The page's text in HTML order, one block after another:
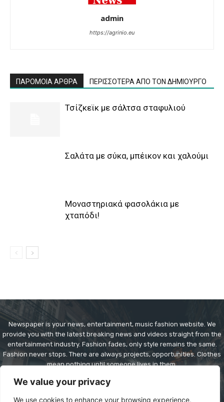
We value your privacy
We use cookies to enhance your browsing experience,
admin
https://agrinio.eu
ΠΑΡΟΜΟΙΑ ΑΡΘΡΑ ΠΕΡΙΣΣΟΤΕΡΑ ΑΠΟ ΤΟΝ ΔΗΜΙΟΥΡΓΟ
Τσίζκεϊκ με σάλτσα σταφυλιού
Σαλάτα με σύκα, μπέικον και χαλούμι
Μοναστηριακά φασολάκια με
χταπόδι!
Newspaper is your news, entertainment, music fashion website. We
provide you with the latest breaking news and videos straight from the
entertainment industry. Fashion fades, only style remains the same.
Fashion never stops. There are always projects, opportunities. Clothes
mean nothing until someone lives in them.
Contact us:contact@yoursite.com